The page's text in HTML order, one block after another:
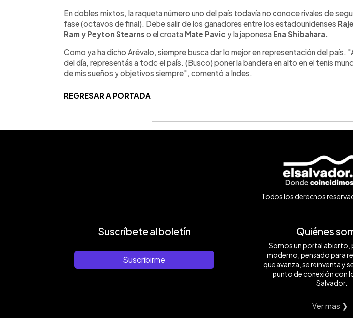
En dobles mixtos, la raqueta número uno del país todavía no conoce rivales de
fase (octavos de final). Debe salir de los ganadores entre los estadounidenses
Ram y Peyton Stearns o el croata Mate Pavic y la japonesa Ena Shibahara.
Como ya ha dicho Arévalo, siempre busca dar lo mejor en representación del país.
del día, representás a todo el país. (Busco) poner la bandera en alto en el tenis
de mis sueños y objetivos siempre", comentó a Indes.
REGRESAR A PORTADA
Todos los derechos
Suscríbete al boletín
Suscribirme
Quiénes
Somos un portal abierto,
moderno, pensado para
que avanza, se reinventa y
punto de conexión con
Salvador.
Ver mas ❯